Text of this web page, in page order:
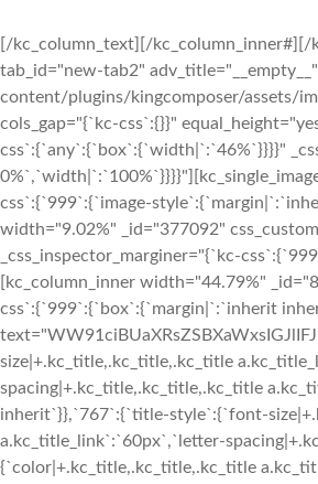
[/kc_column_text][/
tab_id="new-tab2"
content/plugins/kingcomposer/assets/
cols_gap="{`kc-css`:{}}"
css`:{`any`:{`box`:{`width|`:`46%`}}}}"
css`:{`999`:{`image-
width="9.02%" _id="377092"
_css_inspector_marginer="{`kc-
[kc_column_inner width="44.79%"
css`:{`999`:{`box`:{`margin|`:`inherit
size|+.kc_title,.kc_title,.kc_title
spacing|+.kc_title,.kc_title,.kc_title
inherit`}},`767`:{`title-style`:{`font-
a.kc_title_link`:`60px`,`letter-
{`color|+.kc_title,.kc_title,.kc_title